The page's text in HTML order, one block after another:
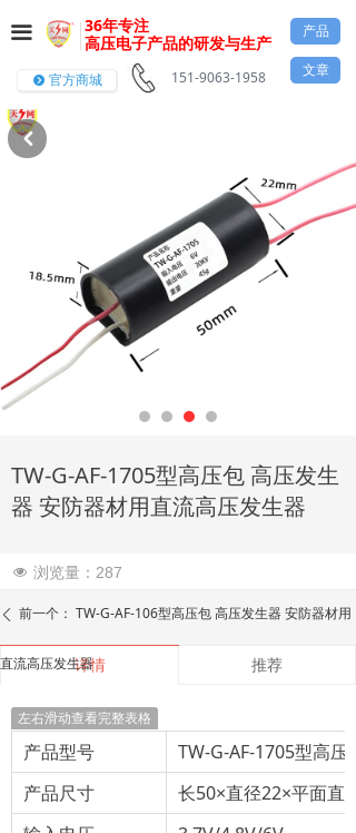
36年专注
高压电子产品的研发与生产
끀 产品
文章
뀹 官方商城 151-9063-1958
TW-G-AF-1705型高压包 高压发生
器 安防器材用直流高压发生器
넶 浏览量： 287
详情 推荐
左右滑动查看完整表格
产品型号
TW-G-AF-1705型高压包
产品尺寸
长50×直径22×平面直
낒
ꄴ 前一个： TW-G-AF-106型高压包 高压发生器 安防器材用
直流高压发生器
TW-G-AF-106型高压包 高压发生器 安防器材用
直流高压发生器